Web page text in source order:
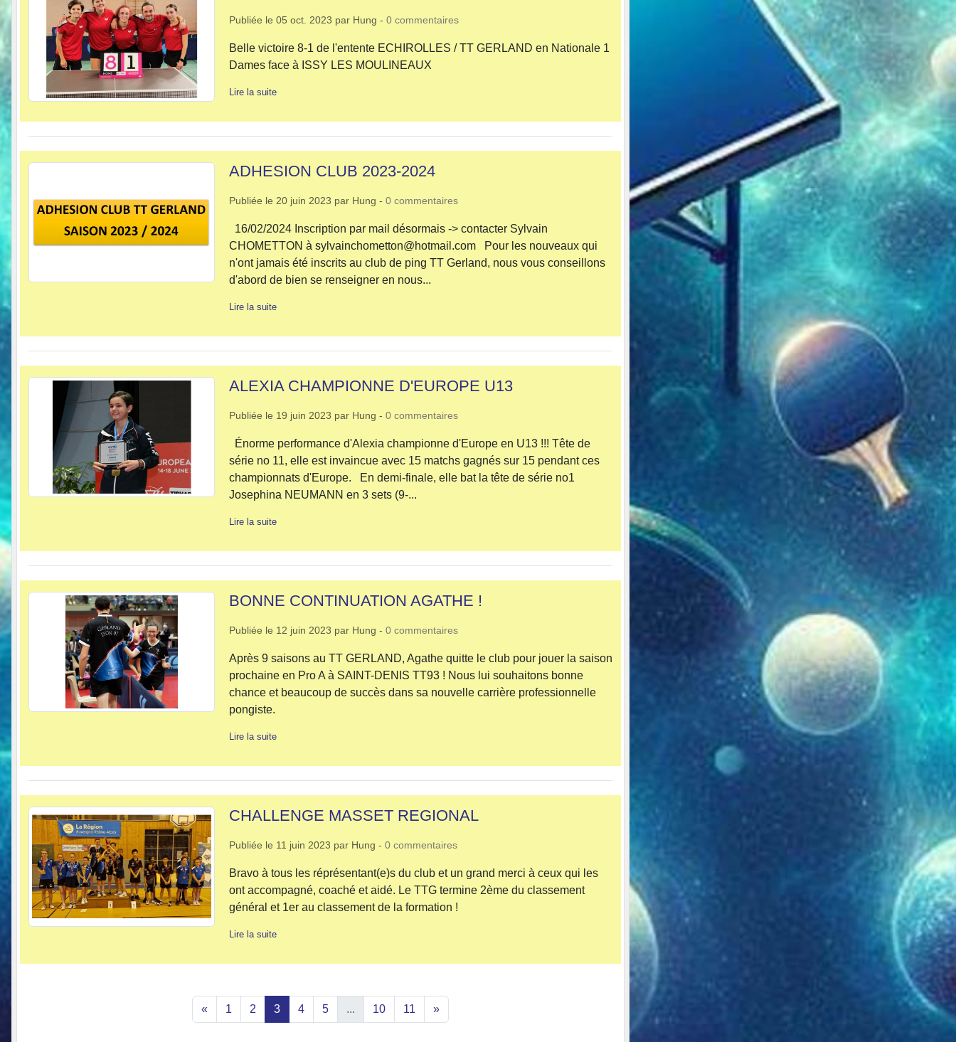
Publiée le 05 oct. 2023 par Hung - 0 commentaires
Belle victoire 8-1 de l'entente ECHIROLLES / TT GERLAND en Nationale 1
Dames face à ISSY LES MOULINEAUX
Lire la suite
ADHESION CLUB 2023-2024
Publiée le 20 juin 2023 par Hung - 0 commentaires
16/02/2024 Inscription par mail désormais -> contacter Sylvain
CHOMETTON à sylvainchometton@hotmail.com Pour les nouveaux qui
n'ont jamais été inscrits au club de ping TT Gerland, nous vous conseillons
d'abord de bien se renseigner en nous...
Lire la suite
ALEXIA CHAMPIONNE D'EUROPE U13
Publiée le 19 juin 2023 par Hung - 0 commentaires
Énorme performance d'Alexia championne d'Europe en U13 !!! Tête de
série no 11, elle est invaincue avec 15 matchs gagnés sur 15 pendant ces
championnats d'Europe. En demi-finale, elle bat la tête de série no1
Josephina NEUMANN en 3 sets (9-...
Lire la suite
BONNE CONTINUATION AGATHE !
Publiée le 12 juin 2023 par Hung - 0 commentaires
Après 9 saisons au TT GERLAND, Agathe quitte le club pour jouer la saison
prochaine en Pro A à SAINT-DENIS TT93 ! Nous lui souhaitons bonne
chance et beaucoup de succès dans sa nouvelle carrière professionnelle
pongiste.
Lire la suite
CHALLENGE MASSET REGIONAL
Publiée le 11 juin 2023 par Hung - 0 commentaires
Bravo à tous les réprésentant(e)s du club et un grand merci à ceux qui les
ont accompagné, coaché et aidé. Le TTG termine 2ème du classement
général et 1er au classement de la formation !
Lire la suite
« 1 2 3 4 5 ... 10 11 »